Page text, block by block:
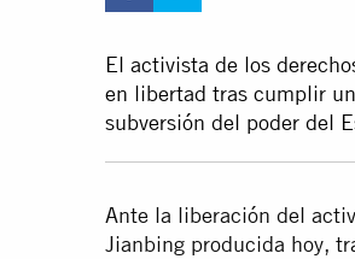
El activista de los
en libertad tras cumplir
subversión del poder del
Ante la liberación del
Jianbing producida hoy,